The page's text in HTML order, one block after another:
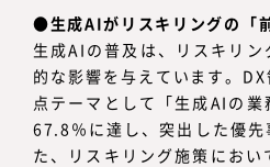
●生成AIがリスキリングの「
生成AIの普及は、リスキリ
的な影響を与えています。
点テーマとして「生成AIの
67.8％に達し、突出した優先
た、リスキリング施策にお